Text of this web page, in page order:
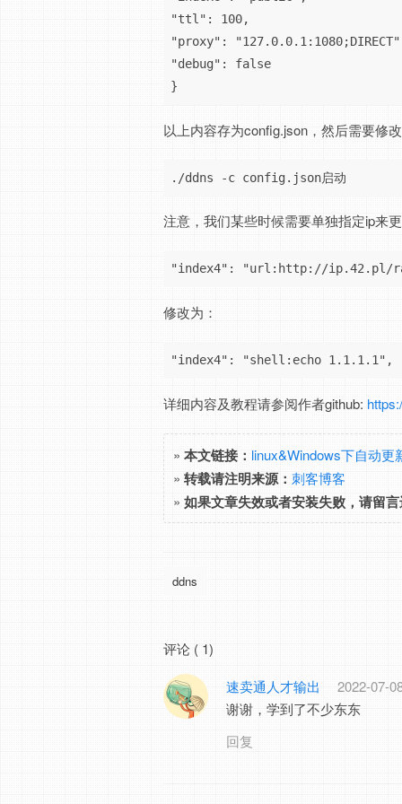
"ttl": 100,
"proxy":
"debug": false
}
以上内容存为config.json，然后需要修
./ddns -c config.json启动
注意，我们某些时候需要单独指定ip来
"index4": "url:http://ip.42.pl/
修改为：
"index4": "shell:echo 1.1.1.1",
详细内容及教程请参阅作者github:
» 本文链接： linux&Windows下自动更
» 转载请注明来源： 刺客博客
» 如果文章失效或者安装失败，请留
ddns
评论 ( 1)
速卖通人才输出
2022-07-
谢谢，学到了不少东东
回复